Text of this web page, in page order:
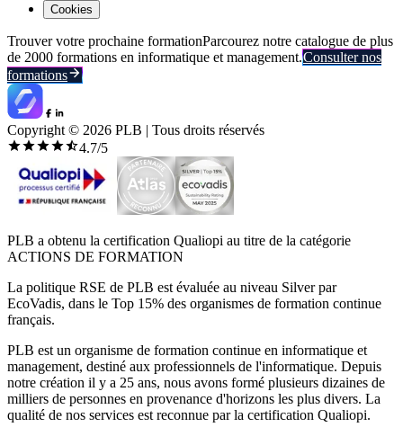
Cookies
Trouver votre prochaine formationParcourez notre catalogue de plus
de 2000 formations en informatique et management.Consulter nos
formations
Copyright © 2026 PLB | Tous droits réservés
4.7/5
PLB a obtenu la certification Qualiopi au titre de la catégorie
ACTIONS DE FORMATION
La politique RSE de PLB est évaluée au niveau Silver par
EcoVadis, dans le Top 15% des organismes de formation continue
français.
PLB est un organisme de formation continue en informatique et
management, destiné aux professionnels de l'informatique. Depuis
notre création il y a 25 ans, nous avons formé plusieurs dizaines de
milliers de personnes en provenance d'horizons les plus divers. La
qualité de nos services est reconnue par la certification Qualiopi.